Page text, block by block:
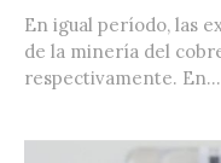
En igual período, las
de la minería del
respectivamente. En...